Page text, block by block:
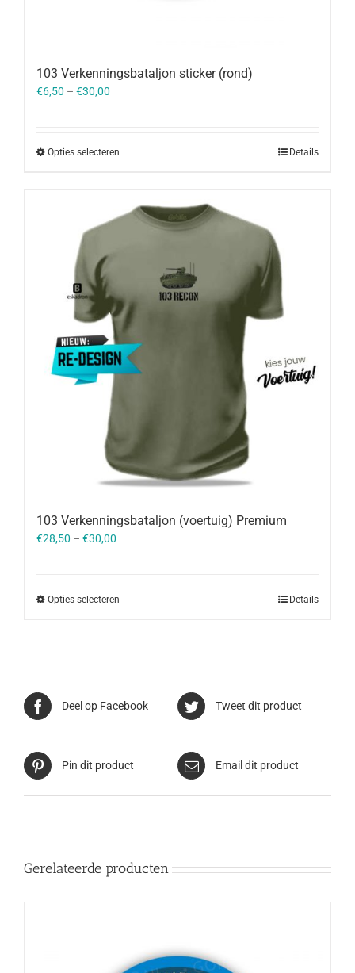
103 Verkenningsbataljon sticker (rond)
€6,50 – €30,00
Opties selecteren Details
103 Verkenningsbataljon (voertuig) Premium
€28,50 – €30,00
Opties selecteren Details
Deel op Facebook Tweet dit product
Pin dit product Email dit product
Gerelateerde producten